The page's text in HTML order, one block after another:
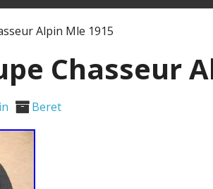
Alpin Mle 1915
Chasseur
Beret